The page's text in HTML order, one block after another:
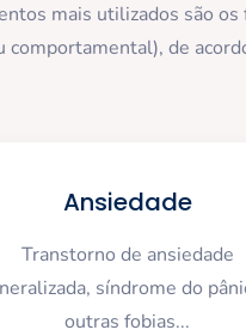
mais utilizados são
comportamental), de
Ansiedade
Transtorno de ansiedade
síndrome do
outras fobias...